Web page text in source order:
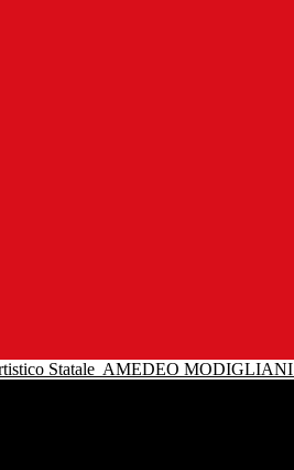
Statale AMEDEO MODIGLIANI